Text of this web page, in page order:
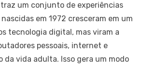
traz um conjunto de experiências
em 1972 cresceram em um
tecnologia digital, mas viram a
pessoais, internet e
da vida adulta. Isso gera um modo